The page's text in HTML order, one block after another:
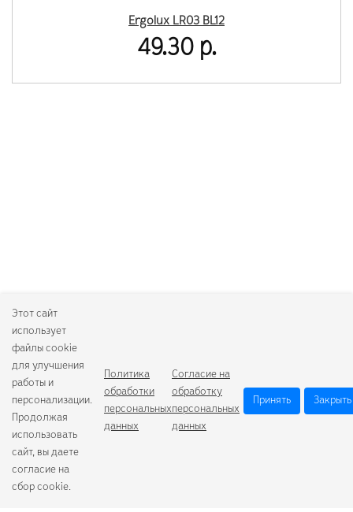
Ergolux LR03 BL12
49.30 р.
Этот сайт
использует
файлы cookie
для улучшения
работы и
персонализации.
Продолжая
использовать
сайт, вы даете
согласие на
сбор cookie.
Политика
обработки
персональных
данных
Согласие на
обработку
персональных
данных
Принять Закрыть